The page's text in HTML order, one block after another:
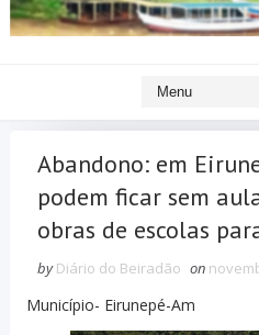
Abandono: em
podem ficar sem
obras de escolas
by Diário do Beiradão on
Município- Eirunepé-Am